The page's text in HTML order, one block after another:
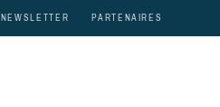
NEWSLETTER PARTENAIRES